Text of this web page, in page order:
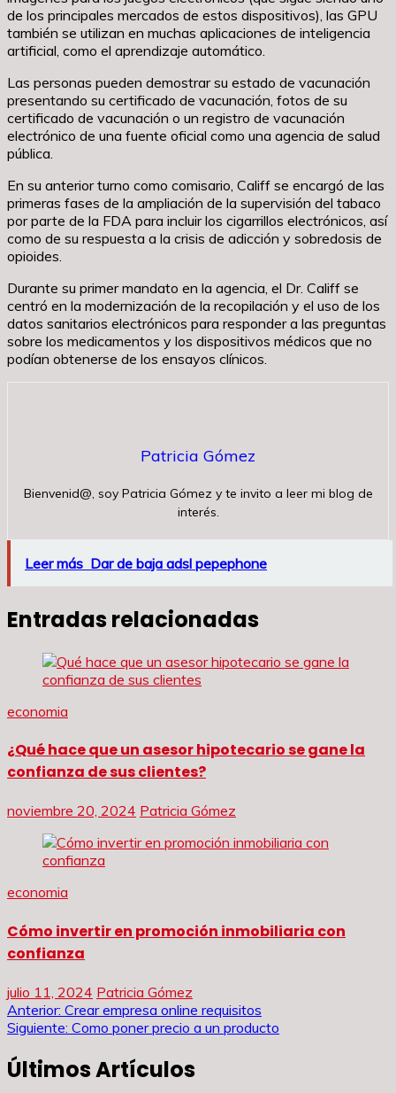
de los principales mercados de estos dispositivos), las GPU
también se utilizan en muchas aplicaciones de inteligencia
artificial, como el aprendizaje automático.
Las personas pueden demostrar su estado de vacunación
presentando su certificado de vacunación, fotos de su
certificado de vacunación o un registro de vacunación
electrónico de una fuente oficial como una agencia de salud
pública.
En su anterior turno como comisario, Califf se encargó de las
primeras fases de la ampliación de la supervisión del tabaco
por parte de la FDA para incluir los cigarrillos electrónicos, así
como de su respuesta a la crisis de adicción y sobredosis de
opioides.
Durante su primer mandato en la agencia, el Dr. Califf se
centró en la modernización de la recopilación y el uso de los
datos sanitarios electrónicos para responder a las preguntas
sobre los medicamentos y los dispositivos médicos que no
podían obtenerse de los ensayos clínicos.
Patricia Gómez
Bienvenid@, soy Patricia Gómez y te invito a leer mi blog de
interés.
Leer más Dar de baja adsl pepephone
Entradas relacionadas
economia
¿Qué hace que un asesor hipotecario se gane la
confianza de sus clientes?
noviembre 20, 2024 Patricia Gómez
economia
Cómo invertir en promoción inmobiliaria con
confianza
julio 11, 2024 Patricia Gómez
Navegación
entradas
Anterior: Crear empresa online requisitos
Siguiente: Como poner precio a un producto
Últimos Artículos